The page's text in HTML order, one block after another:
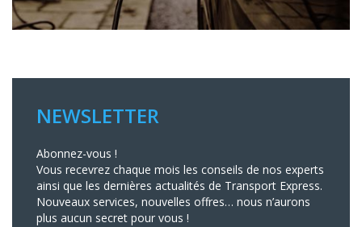
NEWSLETTER
Abonnez-vous !
Vous recevrez chaque mois les conseils de nos experts
ainsi que les dernières actualités de Transport Express.
Nouveaux services, nouvelles offres… nous n’aurons
plus aucun secret pour vous !